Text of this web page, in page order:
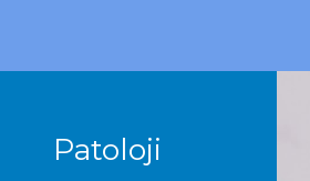
Patoloji